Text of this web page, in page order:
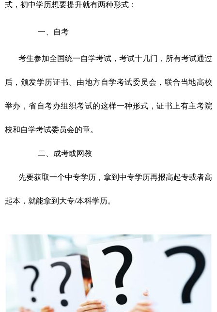
式 ， 初中学历想要提升就有两种形式 ：
一、自考
考生参加全国统一自学考试，考试十几门，所有考试通过
后，颁发学历证书。由地方自学考试委员会，联合当地高校
举办，省自考办组织考试的这样一种形式，证书上有主考院
校和自学考试委员会的章。
二、成考或网教
先要获取一个中专学历，拿到中专学历再报高起专或者高
起本，就能拿到大专/本科学历。